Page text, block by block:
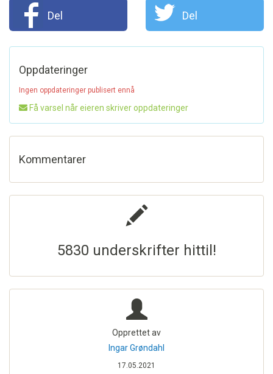
Del Del
Oppdateringer
Ingen oppdateringer publisert ennå
Få varsel når eieren skriver oppdateringer
Kommentarer
5830 underskrifter hittil!
Opprettet av
Ingar Grøndahl
17.05.2021